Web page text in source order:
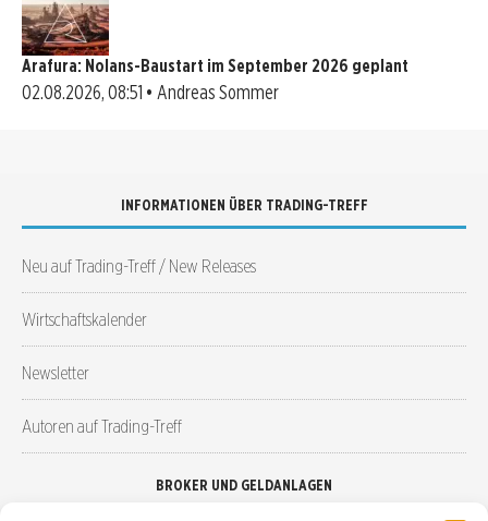
Arafura: Nolans-Baustart im September 2026 geplant
02.08.2026, 08:51 • Andreas Sommer
INFORMATIONEN ÜBER TRADING-TREFF
Neu auf Trading-Treff / New Releases
Wirtschaftskalender
Newsletter
Autoren auf Trading-Treff
BROKER UND GELDANLAGEN